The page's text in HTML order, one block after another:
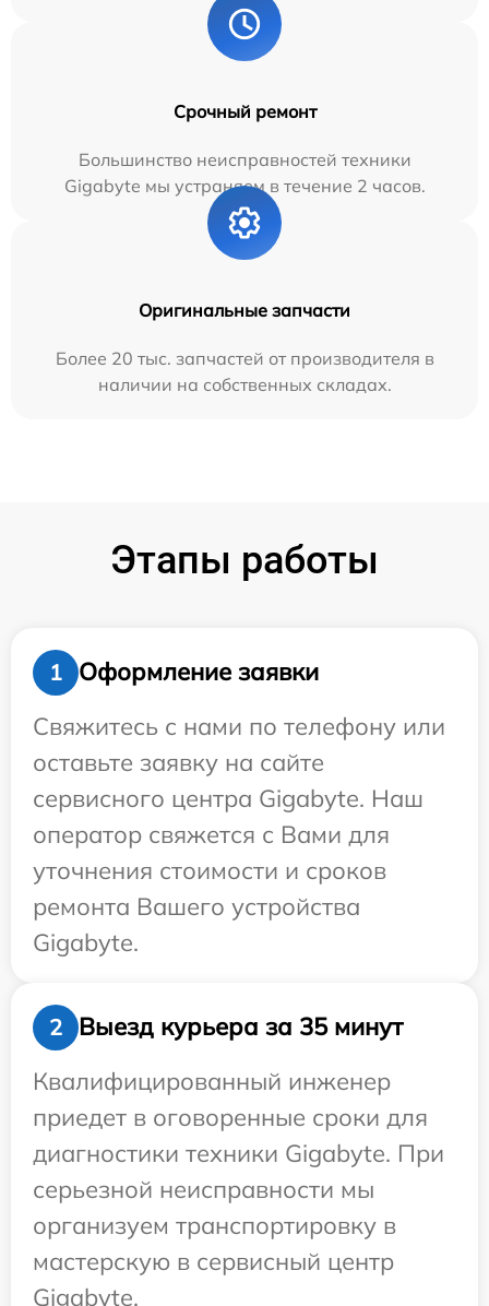
Срочный ремонт
Большинство неисправностей техники
Gigabyte мы устраняем в течение 2 часов.
Оригинальные запчасти
Более 20 тыс. запчастей от производителя в
наличии на собственных складах.
Этапы работы
1
Оформление заявки
Свяжитесь с нами по телефону или
оставьте заявку на сайте
сервисного центра Gigabyte. Наш
оператор свяжется с Вами для
уточнения стоимости и сроков
ремонта Вашего устройства
Gigabyte.
2
Выезд курьера за 35 минут
Квалифицированный инженер
приедет в оговоренные сроки для
диагностики техники Gigabyte. При
серьезной неисправности мы
организуем транспортировку в
мастерскую в сервисный центр
Gigabyte.